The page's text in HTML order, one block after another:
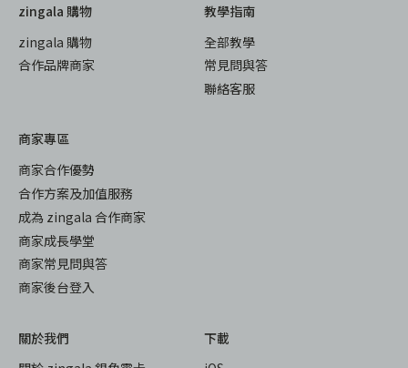
zingala 購物
zingala 購物
合作品牌商家
教學指南
全部教學
常見問與答
聯絡客服
商家專區
商家合作優勢
合作方案及加值服務
成為 zingala 合作商家
商家成長學堂
商家常見問與答
商家後台登入
關於我們
下載